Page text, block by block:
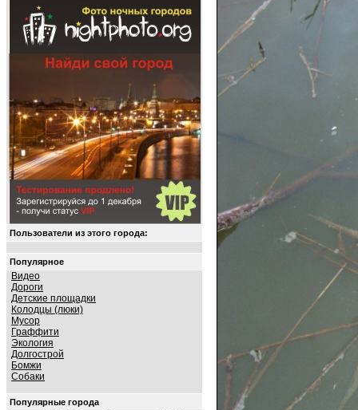
Пользователи из этого города:
Популярное
Видео
Дороги
Детские площадки
Колодцы (люки)
Мусор
Граффити
Экология
Долгострой
Бомжи
Собаки
Популярные города